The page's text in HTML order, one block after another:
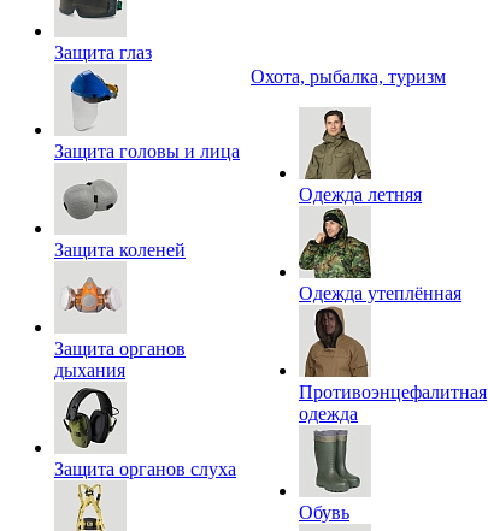
Защита глаз
Защита головы и лица
Защита коленей
Защита органов
дыхания
Защита органов слуха
Охота, рыбалка, туризм
Одежда летняя
Одежда утеплённая
Противоэнцефалитная
одежда
Обувь